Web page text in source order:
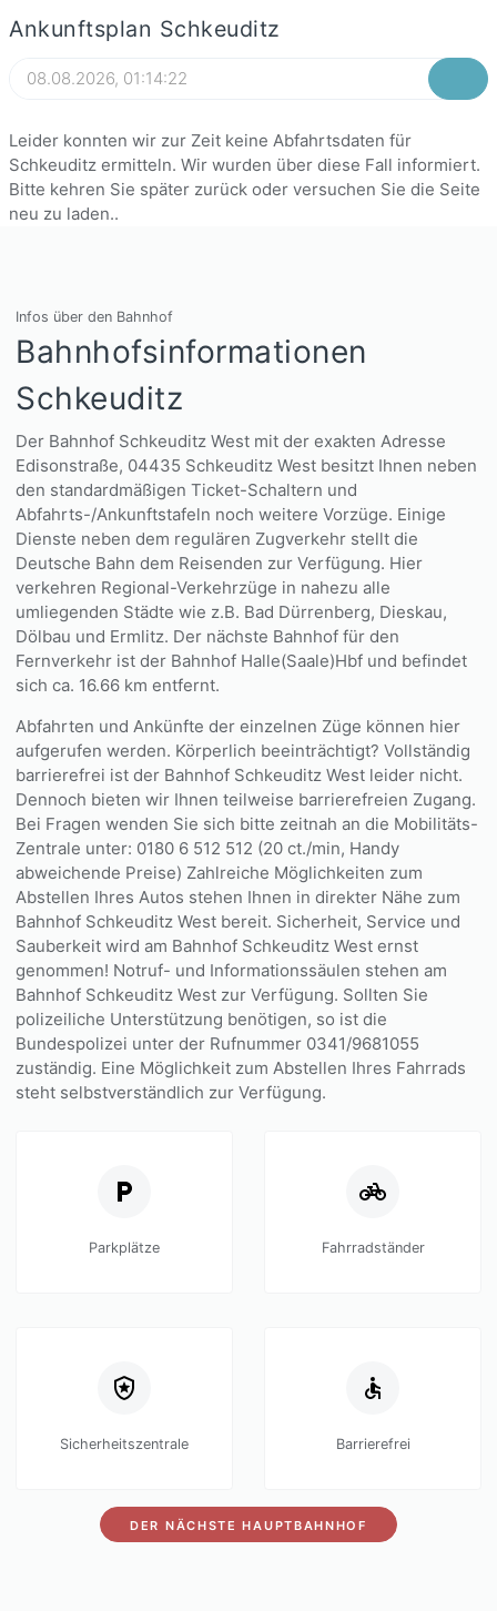
Ankunftsplan Schkeuditz
Leider konnten wir zur Zeit keine Abfahrtsdaten für
Schkeuditz ermitteln. Wir wurden über diese Fall informiert.
Bitte kehren Sie später zurück oder versuchen Sie die Seite
neu zu laden..
Infos über den Bahnhof
Bahnhofsinformationen
Schkeuditz
Der Bahnhof Schkeuditz West mit der exakten Adresse
Edisonstraße, 04435 Schkeuditz West besitzt Ihnen neben
den standardmäßigen Ticket-Schaltern und
Abfahrts-/Ankunftstafeln noch weitere Vorzüge. Einige
Dienste neben dem regulären Zugverkehr stellt die
Deutsche Bahn dem Reisenden zur Verfügung. Hier
verkehren Regional-Verkehrzüge in nahezu alle
umliegenden Städte wie z.B. Bad Dürrenberg, Dieskau,
Dölbau und Ermlitz. Der nächste Bahnhof für den
Fernverkehr ist der Bahnhof Halle(Saale)Hbf und befindet
sich ca. 16.66 km entfernt.
Abfahrten und Ankünfte der einzelnen Züge können hier
aufgerufen werden. Körperlich beeinträchtigt? Vollständig
barrierefrei ist der Bahnhof Schkeuditz West leider nicht.
Dennoch bieten wir Ihnen teilweise barrierefreien Zugang.
Bei Fragen wenden Sie sich bitte zeitnah an die Mobilitäts-
Zentrale unter: 0180 6 512 512 (20 ct./min, Handy
abweichende Preise) Zahlreiche Möglichkeiten zum
Abstellen Ihres Autos stehen Ihnen in direkter Nähe zum
Bahnhof Schkeuditz West bereit. Sicherheit, Service und
Sauberkeit wird am Bahnhof Schkeuditz West ernst
genommen! Notruf- und Informationssäulen stehen am
Bahnhof Schkeuditz West zur Verfügung. Sollten Sie
polizeiliche Unterstützung benötigen, so ist die
Bundespolizei unter der Rufnummer 0341/9681055
zuständig. Eine Möglichkeit zum Abstellen Ihres Fahrrads
steht selbstverständlich zur Verfügung.
Parkplätze Fahrradständer
Sicherheitszentrale Barrierefrei
DER NÄCHSTE HAUPTBAHNHOF